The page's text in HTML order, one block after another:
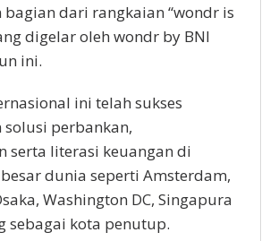
dari rangkaian “wondr is
digelar oleh wondr by BNI
ini.
ini telah sukses
perbankan,
serta literasi keuangan di
dunia seperti Amsterdam,
Washington DC, Singapura
sebagai kota penutup.